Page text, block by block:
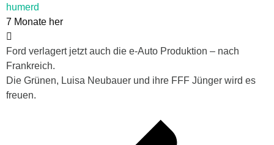
humerd
7 Monate her
Ford verlagert jetzt auch die e-Auto Produktion – nach
Frankreich.
Die Grünen, Luisa Neubauer und ihre FFF Jünger wird es
freuen.